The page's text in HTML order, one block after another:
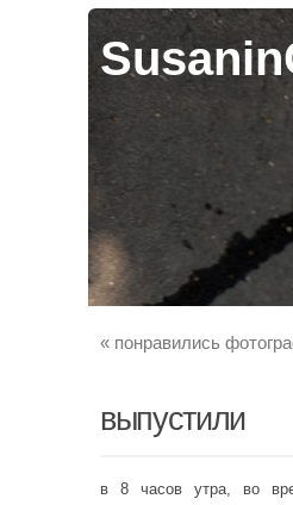
« понравились
выпустили
в 8 часов утра, во